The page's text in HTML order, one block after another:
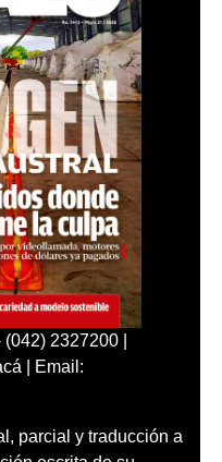
2327200 |
| Email:
parcial y traducción a